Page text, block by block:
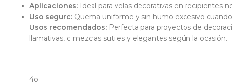
Aplicaciones: Ideal para velas decorativas en recipientes
Uso seguro: Quema uniforme y sin humo excesivo
Usos recomendados: Perfecta para proyectos de
llamativas, o mezclas sutiles y elegantes según la ocasión.
4o